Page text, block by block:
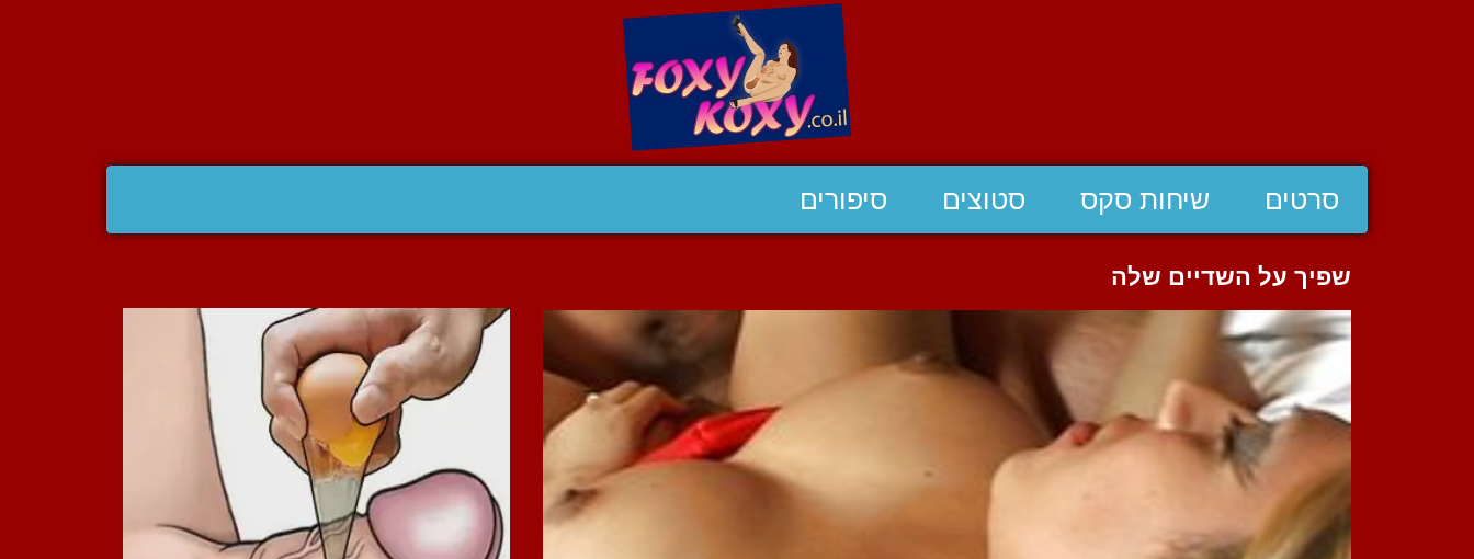
סרטים שיחות סקס סטוצים סיפורים
שפיך על השדיים שלה